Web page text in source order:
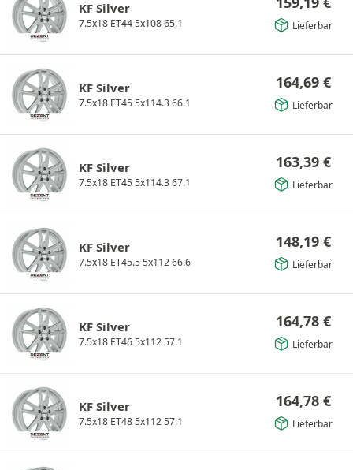
KF Silver
7.5x18 ET44 5x108 65.1 Lieferbar
KF Silver
7.5x18 ET45 5x114.3 66.1
164,69 €
Lieferbar
KF Silver
7.5x18 ET45 5x114.3 67.1
163,39 €
Lieferbar
KF Silver
7.5x18 ET45.5 5x112 66.6
148,19 €
Lieferbar
KF Silver
7.5x18 ET46 5x112 57.1
164,78 €
Lieferbar
KF Silver
7.5x18 ET48 5x112 57.1
164,78 €
Lieferbar